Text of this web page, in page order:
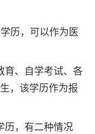
历，可以作为医
育、自学考试、各
，该学历作为报
历，有二种情况